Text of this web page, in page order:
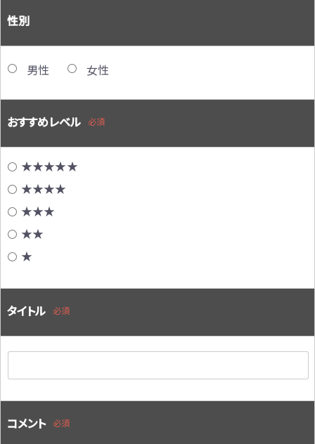
性別
男性 女性
おすすめレベル 必須
★★★★★
★★★★
★★★
★★
★
タイトル 必須
コメント 必須